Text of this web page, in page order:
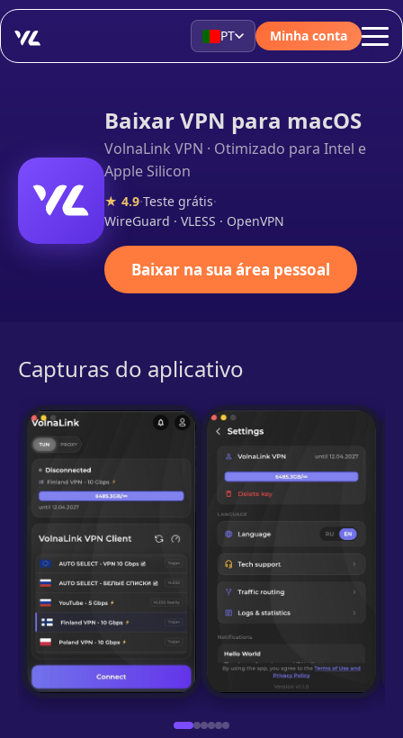
PT Minha conta
Baixar VPN para macOS
VolnaLink VPN · Otimizado para Intel e
Apple Silicon
★ 4.9·Teste grátis·
WireGuard · VLESS · OpenVPN
Baixar na sua área pessoal
Capturas do aplicativo